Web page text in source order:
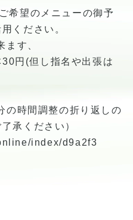
希望のメニューの御予
ください。
す、
円(但し指名や出張は
の時間調整の折り返しの
承ください）
index/d9a2f3